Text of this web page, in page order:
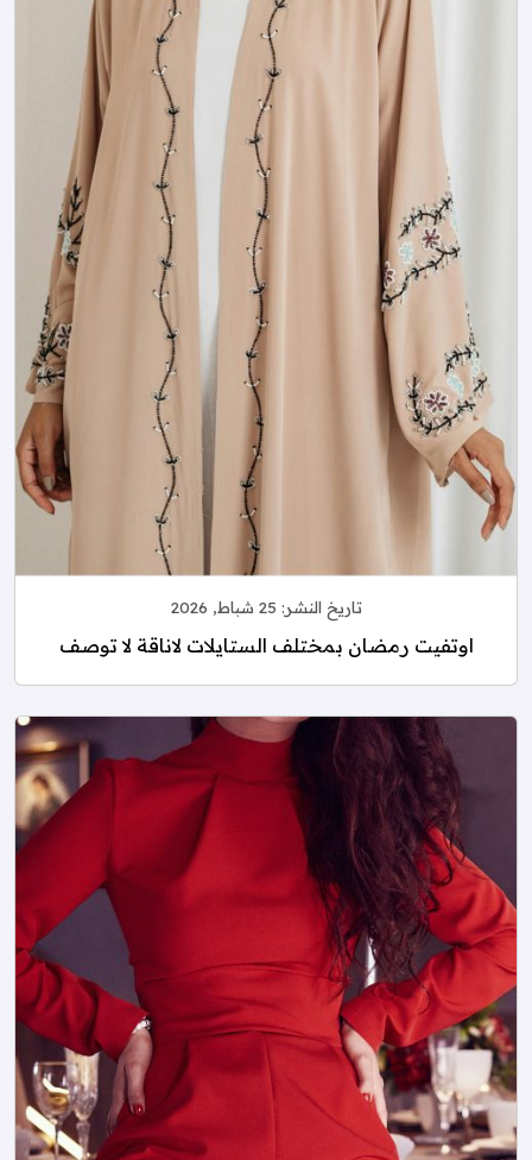
تاريخ النشر: 25 شباط, 2026
اوتفيت رمضان بمختلف الستايلات لاناقة لا توصف